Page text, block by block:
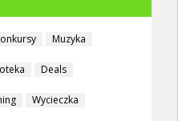
Muzyka
Deals
Wycieczka